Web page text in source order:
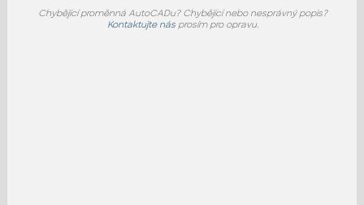
Chybějící proměnná AutoCADu? Chybějící nebo nesprávný popis?
Kontaktujte násprosím pro opravu.